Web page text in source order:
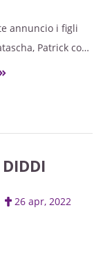
annuncio i figli
Patrick con
e Carola, la
26 apr, 2022